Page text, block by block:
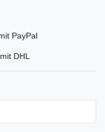
PayPal
DHL